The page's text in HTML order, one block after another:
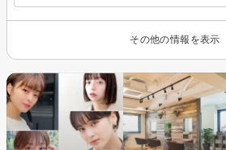
その他の情報を表示